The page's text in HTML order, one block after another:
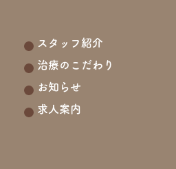
スタッフ紹介
治療のこだわり
お知らせ
求人案内